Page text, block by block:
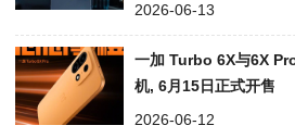
2026-06-13
一加 Turbo 6X与6X
机, 6月15日正式开售
2026-06-12